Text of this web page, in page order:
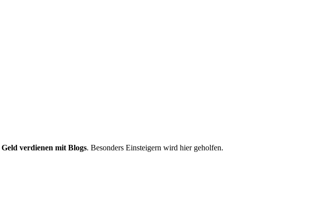
Geld verdienen mit Blogs. Besonders Einsteigern wird hier geholfen.